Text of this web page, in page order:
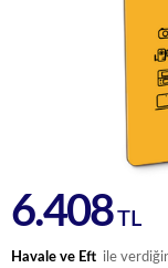
6.408TL
Havale ve Eft ile